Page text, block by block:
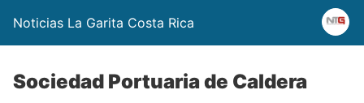
Noticias La Garita Costa Rica
Sociedad Portuaria de Caldera